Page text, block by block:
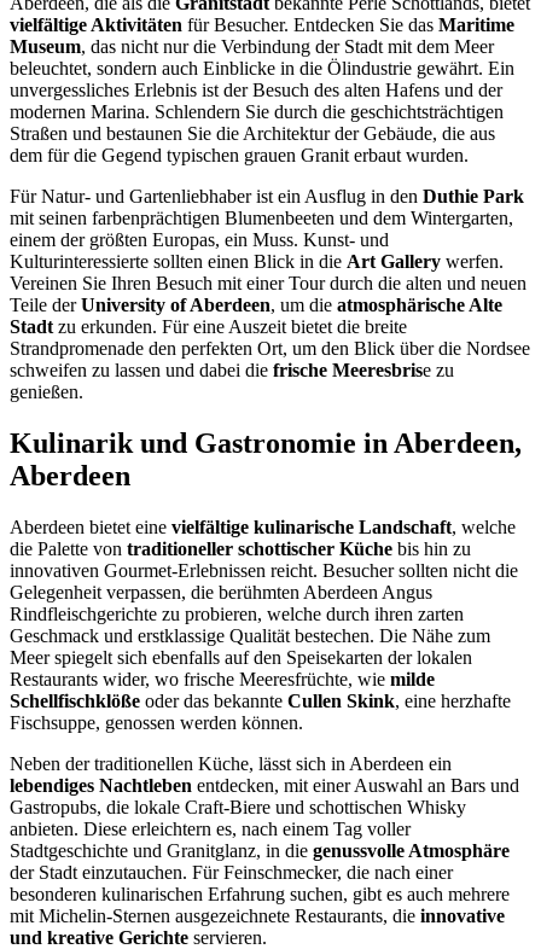
vielfältige Aktivitäten für Besucher. Entdecken Sie das Maritime
Museum, das nicht nur die Verbindung der Stadt mit dem Meer
beleuchtet, sondern auch Einblicke in die Ölindustrie gewährt. Ein
unvergessliches Erlebnis ist der Besuch des alten Hafens und der
modernen Marina. Schlendern Sie durch die geschichtsträchtigen
Straßen und bestaunen Sie die Architektur der Gebäude, die aus
dem für die Gegend typischen grauen Granit erbaut wurden.
Für Natur- und Gartenliebhaber ist ein Ausflug in den Duthie Park
mit seinen farbenprächtigen Blumenbeeten und dem Wintergarten,
einem der größten Europas, ein Muss. Kunst- und
Kulturinteressierte sollten einen Blick in die Art Gallery werfen.
Vereinen Sie Ihren Besuch mit einer Tour durch die alten und neuen
Teile derUniversity of Aberdeen, um die atmosphärische Alte
Stadt zu erkunden. Für eine Auszeit bietet die breite
Strandpromenade den perfekten Ort, um den Blick über die Nordsee
schweifen zu lassen und dabei die frische Meeresbrise zu
genießen.
Kulinarik und Gastronomie in Aberdeen,
Aberdeen
Aberdeen bietet eine vielfältige kulinarische Landschaft, welche
die Palette von traditioneller schottischer Küche bis hin zu
innovativen Gourmet-Erlebnissen reicht. Besucher sollten nicht die
Gelegenheit verpassen, die berühmten Aberdeen Angus
Rindfleischgerichte zu probieren, welche durch ihren zarten
Geschmack und erstklassige Qualität bestechen. Die Nähe zum
Meer spiegelt sich ebenfalls auf den Speisekarten der lokalen
Restaurants wider, wo frische Meeresfrüchte, wie milde
Schellfischklöße oder das bekannte Cullen Skink, eine herzhafte
Fischsuppe, genossen werden können.
Neben der traditionellen Küche, lässt sich in Aberdeen ein
lebendiges Nachtleben entdecken, mit einer Auswahl an Bars und
Gastropubs, die lokale Craft-Biere und schottischen Whisky
anbieten. Diese erleichtern es, nach einem Tag voller
Stadtgeschichte und Granitglanz, in die genussvolle Atmosphäre
der Stadt einzutauchen. Für Feinschmecker, die nach einer
besonderen kulinarischen Erfahrung suchen, gibt es auch mehrere
mit Michelin-Sternen ausgezeichnete Restaurants, die innovative
und kreative Gerichte servieren.